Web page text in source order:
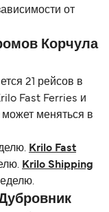
от
Корчула
21 рейсов в
Fast Ferries и
меняться в
Krilo Fast
Krilo Shipping